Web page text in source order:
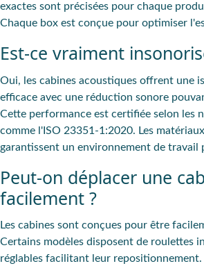
exactes sont précisées pour chaque
Chaque box est conçue pour optimiser
Est-ce vraiment
Oui, les cabines acoustiques offrent une
efficace avec une réduction sonore
Cette performance est certifiée selon les
comme l'ISO 23351-1:2020. Les
garantissent un environnement de travail
Peut-on déplacer une
facilement ?
Les cabines sont conçues pour être
Certains modèles disposent de roulettes
réglables facilitant leur repositionnement.